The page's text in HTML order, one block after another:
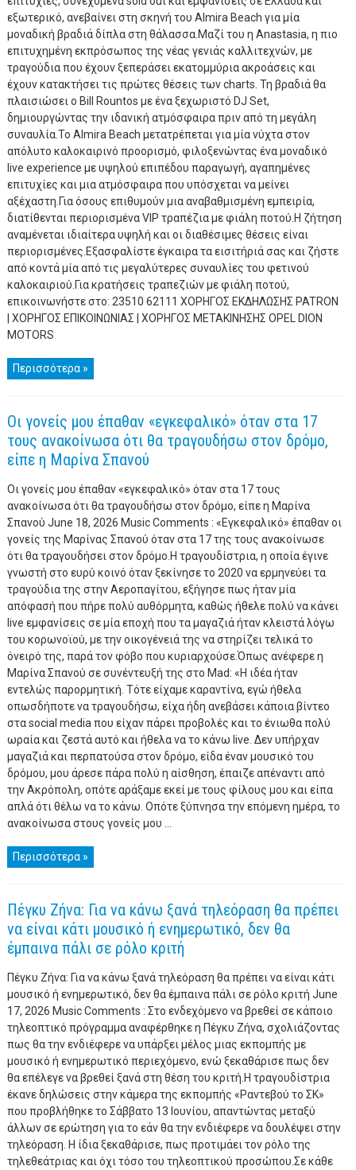
εξωτερικό, ανεβαίνει στη σκηνή του Almira Beach για μία
μοναδική βραδιά δίπλα στη θάλασσα.Μαζί του η Anastasia, η πιο
επιτυχημένη εκπρόσωπος της νέας γενιάς καλλιτεχνών, με
τραγούδια που έχουν ξεπεράσει εκατομμύρια ακροάσεις και
έχουν κατακτήσει τις πρώτες θέσεις των charts. Τη βραδιά θα
πλαισιώσει ο Bill Rountos με ένα ξεχωριστό DJ Set,
δημιουργώντας την ιδανική ατμόσφαιρα πριν από τη μεγάλη
συναυλία.Το Almira Beach μετατρέπεται για μία νύχτα στον
απόλυτο καλοκαιρινό προορισμό, φιλοξενώντας ένα μοναδικό
live experience με υψηλού επιπέδου παραγωγή, αγαπημένες
επιτυχίες και μια ατμόσφαιρα που υπόσχεται να μείνει
αξέχαστη.Για όσους επιθυμούν μια αναβαθμισμένη εμπειρία,
διατίθενται περιορισμένα VIP τραπέζια με φιάλη ποτού.Η ζήτηση
αναμένεται ιδιαίτερα υψηλή και οι διαθέσιμες θέσεις είναι
περιορισμένες.Εξασφαλίστε έγκαιρα τα εισιτήριά σας και ζήστε
από κοντά μία από τις μεγαλύτερες συναυλίες του φετινού
καλοκαιριού.Για κρατήσεις τραπεζιών με φιάλη ποτού,
επικοινωνήστε στο: 23510 62111 ΧΟΡΗΓΟΣ ΕΚΔΗΛΩΣΗΣ PATRON
| ΧΟΡΗΓΟΣ ΕΠΙΚΟΙΝΩΝΙΑΣ | ΧΟΡΗΓΟΣ ΜΕΤΑΚΙΝΗΣΗΣ OPEL DION
MOTORS
Περισσότερα »
Οι γονείς μου έπαθαν «εγκεφαλικό» όταν στα 17
τους ανακοίνωσα ότι θα τραγουδήσω στον δρόμο,
είπε η Μαρίνα Σπανού
Οι γονείς μου έπαθαν «εγκεφαλικό» όταν στα 17 τους
ανακοίνωσα ότι θα τραγουδήσω στον δρόμο, είπε η Μαρίνα
Σπανού June 18, 2026 Music Comments : «Εγκεφαλικό» έπαθαν οι
γονείς της Μαρίνας Σπανού όταν στα 17 της τους ανακοίνωσε
ότι θα τραγουδήσει στον δρόμο.Η τραγουδίστρια, η οποία έγινε
γνωστή στο ευρύ κοινό όταν ξεκίνησε το 2020 να ερμηνεύει τα
τραγούδια της στην Αεροπαγίτου, εξήγησε πως ήταν μία
απόφασή που πήρε πολύ αυθόρμητα, καθώς ήθελε πολύ να κάνει
live εμφανίσεις σε μία εποχή που τα μαγαζιά ήταν κλειστά λόγω
του κορωνοϊού, με την οικογένειά της να στηρίζει τελικά το
όνειρό της, παρά τον φόβο που κυριαρχούσε.Όπως ανέφερε η
Μαρίνα Σπανού σε συνέντευξή της στο Mad: «Η ιδέα ήταν
εντελώς παρορμητική. Τότε είχαμε καραντίνα, εγώ ήθελα
οπωσδήποτε να τραγουδήσω, είχα ήδη ανεβάσει κάποια βίντεο
στα social media που είχαν πάρει προβολές και το ένιωθα πολύ
ωραία και ζεστά αυτό και ήθελα να το κάνω live. Δεν υπήρχαν
μαγαζιά και περπατούσα στον δρόμο, είδα έναν μουσικό του
δρόμου, μου άρεσε πάρα πολύ η αίσθηση, έπαιζε απέναντι από
την Ακρόπολη, οπότε αράξαμε εκεί με τους φίλους μου και είπα
απλά ότι θέλω να το κάνω. Οπότε ξύπνησα την επόμενη ημέρα, το
ανακοίνωσα στους γονείς μου ...
Περισσότερα »
Πέγκυ Ζήνα: Για να κάνω ξανά τηλεόραση θα πρέπει
να είναι κάτι μουσικό ή ενημερωτικό, δεν θα
έμπαινα πάλι σε ρόλο κριτή
Πέγκυ Ζήνα: Για να κάνω ξανά τηλεόραση θα πρέπει να είναι κάτι
μουσικό ή ενημερωτικό, δεν θα έμπαινα πάλι σε ρόλο κριτή June
17, 2026 Music Comments : Στο ενδεχόμενο να βρεθεί σε κάποιο
τηλεοπτικό πρόγραμμα αναφέρθηκε η Πέγκυ Ζήνα, σχολιάζοντας
πως θα την ενδιέφερε να υπάρξει μέλος μιας εκπομπής με
μουσικό ή ενημερωτικό περιεχόμενο, ενώ ξεκαθάρισε πως δεν
θα επέλεγε να βρεθεί ξανά στη θέση του κριτή.Η τραγουδίστρια
έκανε δηλώσεις στην κάμερα της εκπομπής «Ραντεβού το ΣΚ»
που προβλήθηκε το Σάββατο 13 Ιουνίου, απαντώντας μεταξύ
άλλων σε ερώτηση για το εάν θα την ενδιέφερε να δουλέψει στην
τηλεόραση. Η ίδια ξεκαθάρισε, πως προτιμάει τον ρόλο της
τηλεθεάτριας και όχι τόσο του τηλεοπτικού προσώπου.Σε κάθε